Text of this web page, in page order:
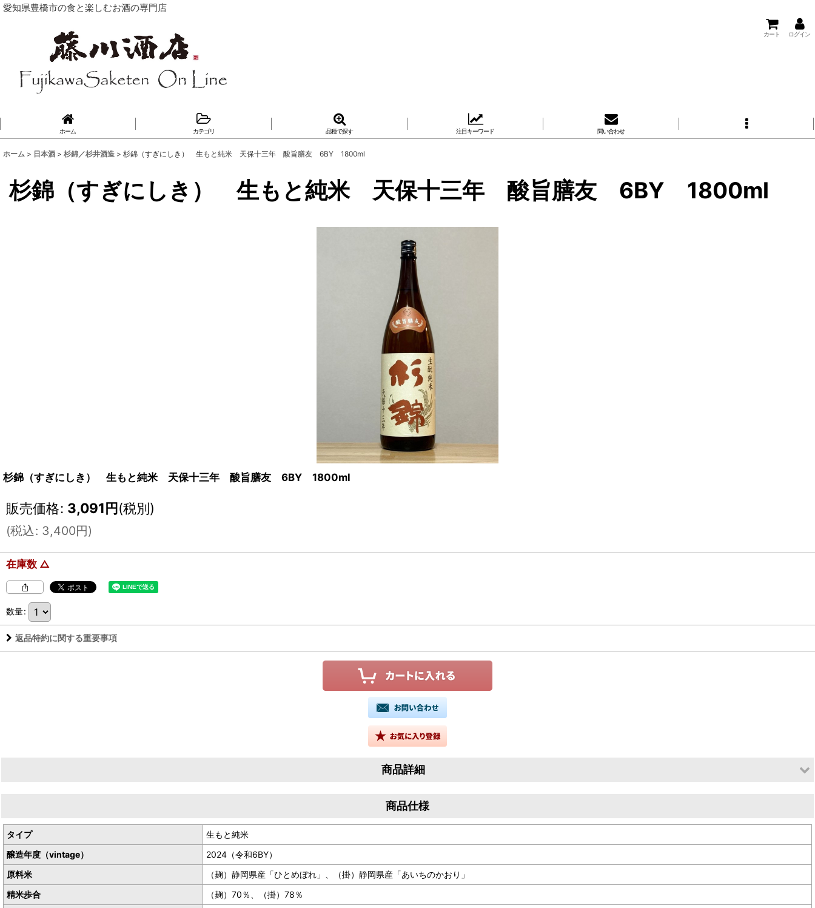
愛知県豊橋市の食と楽しむお酒の専門店
カート ログイン
ホーム カテゴリ 品種で探す 注目キーワード 問い合わせ
ホーム > 日本酒 > 杉錦／杉井酒造 > 杉錦（すぎにしき） 生もと純米 天保十三年 酸旨膳友 6BY 1800ml
杉錦（すぎにしき） 生もと純米 天保十三年 酸旨膳友 6BY 1800ml
杉錦（すぎにしき） 生もと純米 天保十三年 酸旨膳友 6BY 1800ml
販売価格: 3,091円(税別)
(税込: 3,400円)
在庫数 △
数量:
返品特約に関する重要事項
商品詳細
商品仕様
タイプ
生もと純米
醸造年度（vintage）
2024（令和6BY）
原料米
（麹）静岡県産「ひとめぼれ」、（掛）静岡県産「あいちのかおり」
精米歩合
（麹）70％、（掛）78％